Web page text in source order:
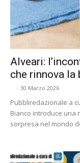
Alveari:
che rinnova la
- 30 Marzo 2026
Pubbliredazionale a
Bianco introduce una
sorpresa nel mondo